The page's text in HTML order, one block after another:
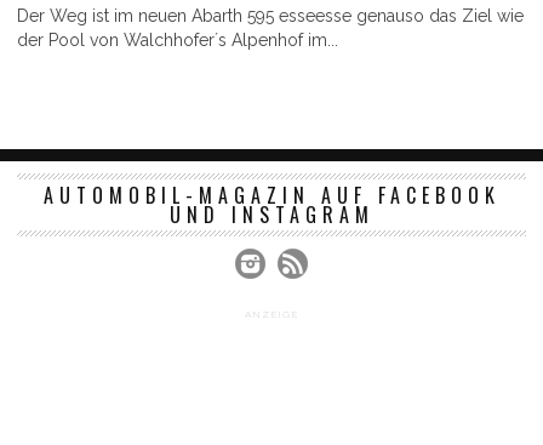
Der Weg ist im neuen Abarth 595 esseesse genauso das Ziel wie
der Pool von Walchhofer´s Alpenhof im...
AUTOMOBIL-MAGAZIN AUF FACEBOOK
UND INSTAGRAM
ANZEIGE